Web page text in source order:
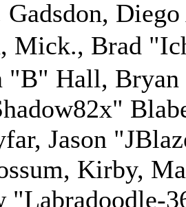
Mick., Brad
"B" Hall,
Jason
Kirby,
"Labradoodle-